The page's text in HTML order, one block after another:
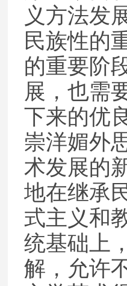
义方法发
民族性的
的重要阶
展，也需
下来的优
崇洋媚外
术发展的
地在继承
式主义和
统基础上
解，允许